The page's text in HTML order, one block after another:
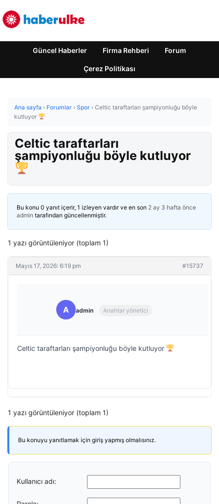
Güncel Haberler Firma Rehberi Forum
Çerez Politikası
Ana sayfa › Forumlar › Spor › Celtic taraftarları şampiyonluğu böyle
kutluyor
Celtic taraftarları
şampiyonluğu böyle kutluyor
Bu konu 0 yanıt içerir, 1 izleyen vardır ve en son 2 ay 3 hafta önce
admin tarafından güncellenmiştir.
1 yazı görüntüleniyor (toplam 1)
Mayıs 17, 2026: 6:19 pm #15737
A admin Anahtar yönetici
Celtic taraftarları şampiyonluğu böyle kutluyor
1 yazı görüntüleniyor (toplam 1)
Bu konuyu yanıtlamak için giriş yapmış olmalısınız.
Kullanıcı adı: